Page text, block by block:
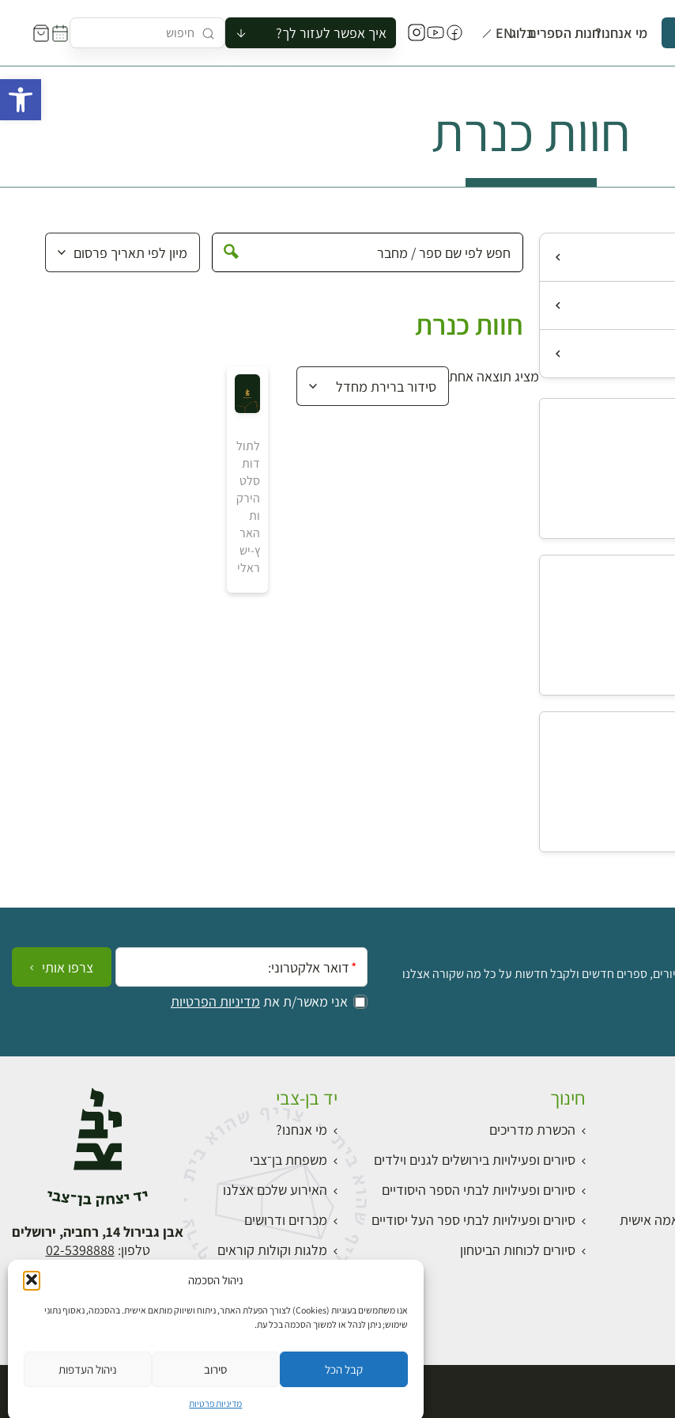
ניהול הסכמה
אנו משתמשים בעוגיות (Cookies) לצורך הפעלת האתר, ניתוח ושיווק מותאם אישית. בהסכמה, נאסוף נתוני
שימוש; ניתן לנהל או למשוך הסכמה בכל עת.
קבל הכל סירוב ניהול העדפות
מדיניות פרטיות
מי אנחנו?חנות הספריםבלוגEN איך אפשר לעזור לך?
להזמין סיור לקבוצה
לתאם ביקור בצריף
חוות כנרת
חוות כנרת
מציג תוצאה אחת
לתול
דות
סלט
הירק
ות
האר
ץ-יש
ראלי
ספרים חדשים ולקבל חדשות על כל מה שקורה אצלנו
אימייל:
אני מאשר/ת את מדיניות הפרטיות
צרפו אותי
אישית
חינוך
הכשרת מדריכים
סיורים ופעילויות בירושלים לגנים וילדים
סיורים ופעילויות לבתי הספר היסודיים
סיורים ופעילויות לבתי ספר העל יסודיים
סיורים לכוחות הביטחון
יד בן-צבי
מי אנחנו?
משפחת בן־צבי
האירוע שלכם אצלנו
מכרזים ודרושים
מלגות וקולות קוראים
התחברות
אבן גבירול 14, רחביה, ירושלים
טלפון: 02-5398888